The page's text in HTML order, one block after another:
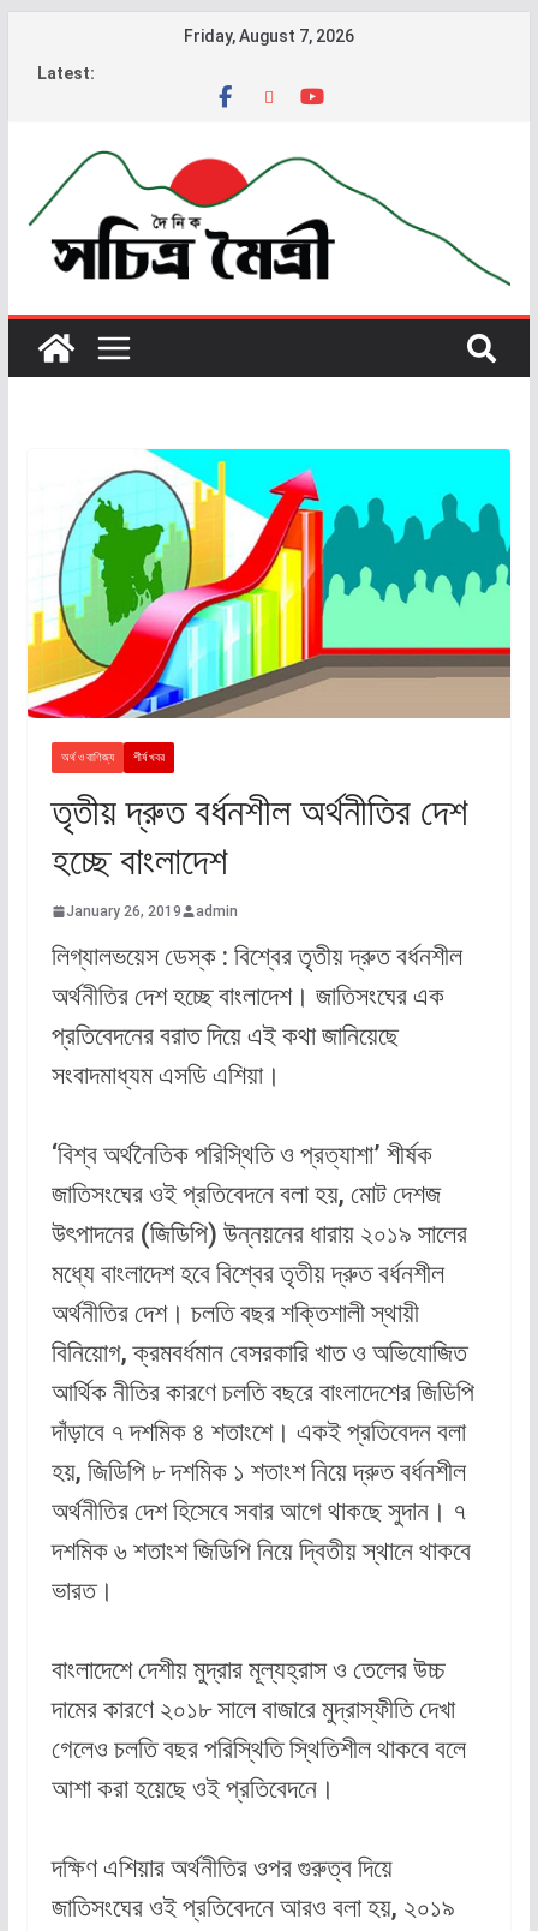
Friday, August 7, 2026
Latest:
অর্থ ও বাণিজ্য শীর্ষ খবর
তৃতীয় দ্রুত বর্ধনশীল অর্থনীতির দেশ
হচ্ছে বাংলাদেশ
January 26, 2019 admin
লিগ্যালভয়েস ডেস্ক : বিশ্বের তৃতীয় দ্রুত বর্ধনশীল
অর্থনীতির দেশ হচ্ছে বাংলাদেশ। জাতিসংঘের এক
প্রতিবেদনের বরাত দিয়ে এই কথা জানিয়েছে
সংবাদমাধ্যম এসডি এশিয়া।
‘বিশ্ব অর্থনৈতিক পরিস্থিতি ও প্রত্যাশা’ শীর্ষক
জাতিসংঘের ওই প্রতিবেদনে বলা হয়, মোট দেশজ
উৎপাদনের (জিডিপি) উন্নয়নের ধারায় ২০১৯ সালের
মধ্যে বাংলাদেশ হবে বিশ্বের তৃতীয় দ্রুত বর্ধনশীল
অর্থনীতির দেশ। চলতি বছর শক্তিশালী স্থায়ী
বিনিয়োগ, ক্রমবর্ধমান বেসরকারি খাত ও অভিযোজিত
আর্থিক নীতির কারণে চলতি বছরে বাংলাদেশের জিডিপি
দাঁড়াবে ৭ দশমিক ৪ শতাংশে। একই প্রতিবেদন বলা
হয়, জিডিপি ৮ দশমিক ১ শতাংশ নিয়ে দ্রুত বর্ধনশীল
অর্থনীতির দেশ হিসেবে সবার আগে থাকছে সুদান। ৭
দশমিক ৬ শতাংশ জিডিপি নিয়ে দ্বিতীয় স্থানে থাকবে
ভারত।
বাংলাদেশে দেশীয় মুদ্রার মূল্যহ্রাস ও তেলের উচ্চ
দামের কারণে ২০১৮ সালে বাজারে মুদ্রাস্ফীতি দেখা
গেলেও চলতি বছর পরিস্থিতি স্থিতিশীল থাকবে বলে
আশা করা হয়েছে ওই প্রতিবেদনে।
দক্ষিণ এশিয়ার অর্থনীতির ওপর গুরুত্ব দিয়ে
জাতিসংঘের ওই প্রতিবেদনে আরও বলা হয়, ২০১৯